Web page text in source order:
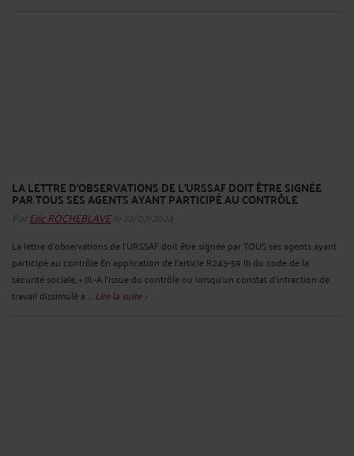
LA LETTRE D’OBSERVATIONS DE L’URSSAF DOIT ÊTRE SIGNÉE
PAR TOUS SES AGENTS AYANT PARTICIPÉ AU CONTRÔLE
Par Eric ROCHEBLAVEle 22/07/2024
La lettre d’observations de l’URSSAF doit être signée par TOUS ses agents ayant
participé au contrôle En application de l’article R243-59 III du code de la
sécurité sociale, « III.-A l’issue du contrôle ou lorsqu’un constat d’infraction de
travail dissimulé a ... Lire la suite >